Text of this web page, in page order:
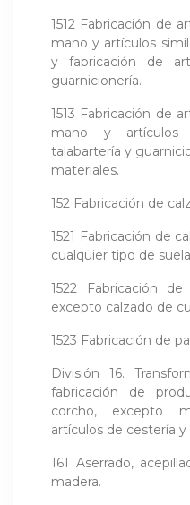
1512 Fabricación de
mano y artículos
y fabricación de
guarnicionería.
1513 Fabricación de
mano y artículos
talabartería y
materiales.
152 Fabricación de
1521 Fabricación de
cualquier tipo de
1522 Fabricación
excepto calzado de
1523 Fabricación de
División 16.
fabricación de
corcho, excepto
artículos de cestería y
161 Aserrado,
madera.